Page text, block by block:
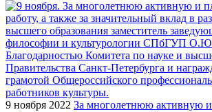
9 ноября 2022 За многолетнюю активную